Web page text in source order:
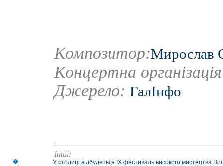
Композитор:Мирослав
Концертна
Джерело: ГалIнфо
Інші:
У столиці відбудеться IX фестиваль високого мистецтва